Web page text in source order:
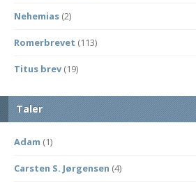
Nehemias (2)
Romerbrevet (113)
Titus brev (19)
Taler
Adam (1)
Carsten S. Jørgensen (4)